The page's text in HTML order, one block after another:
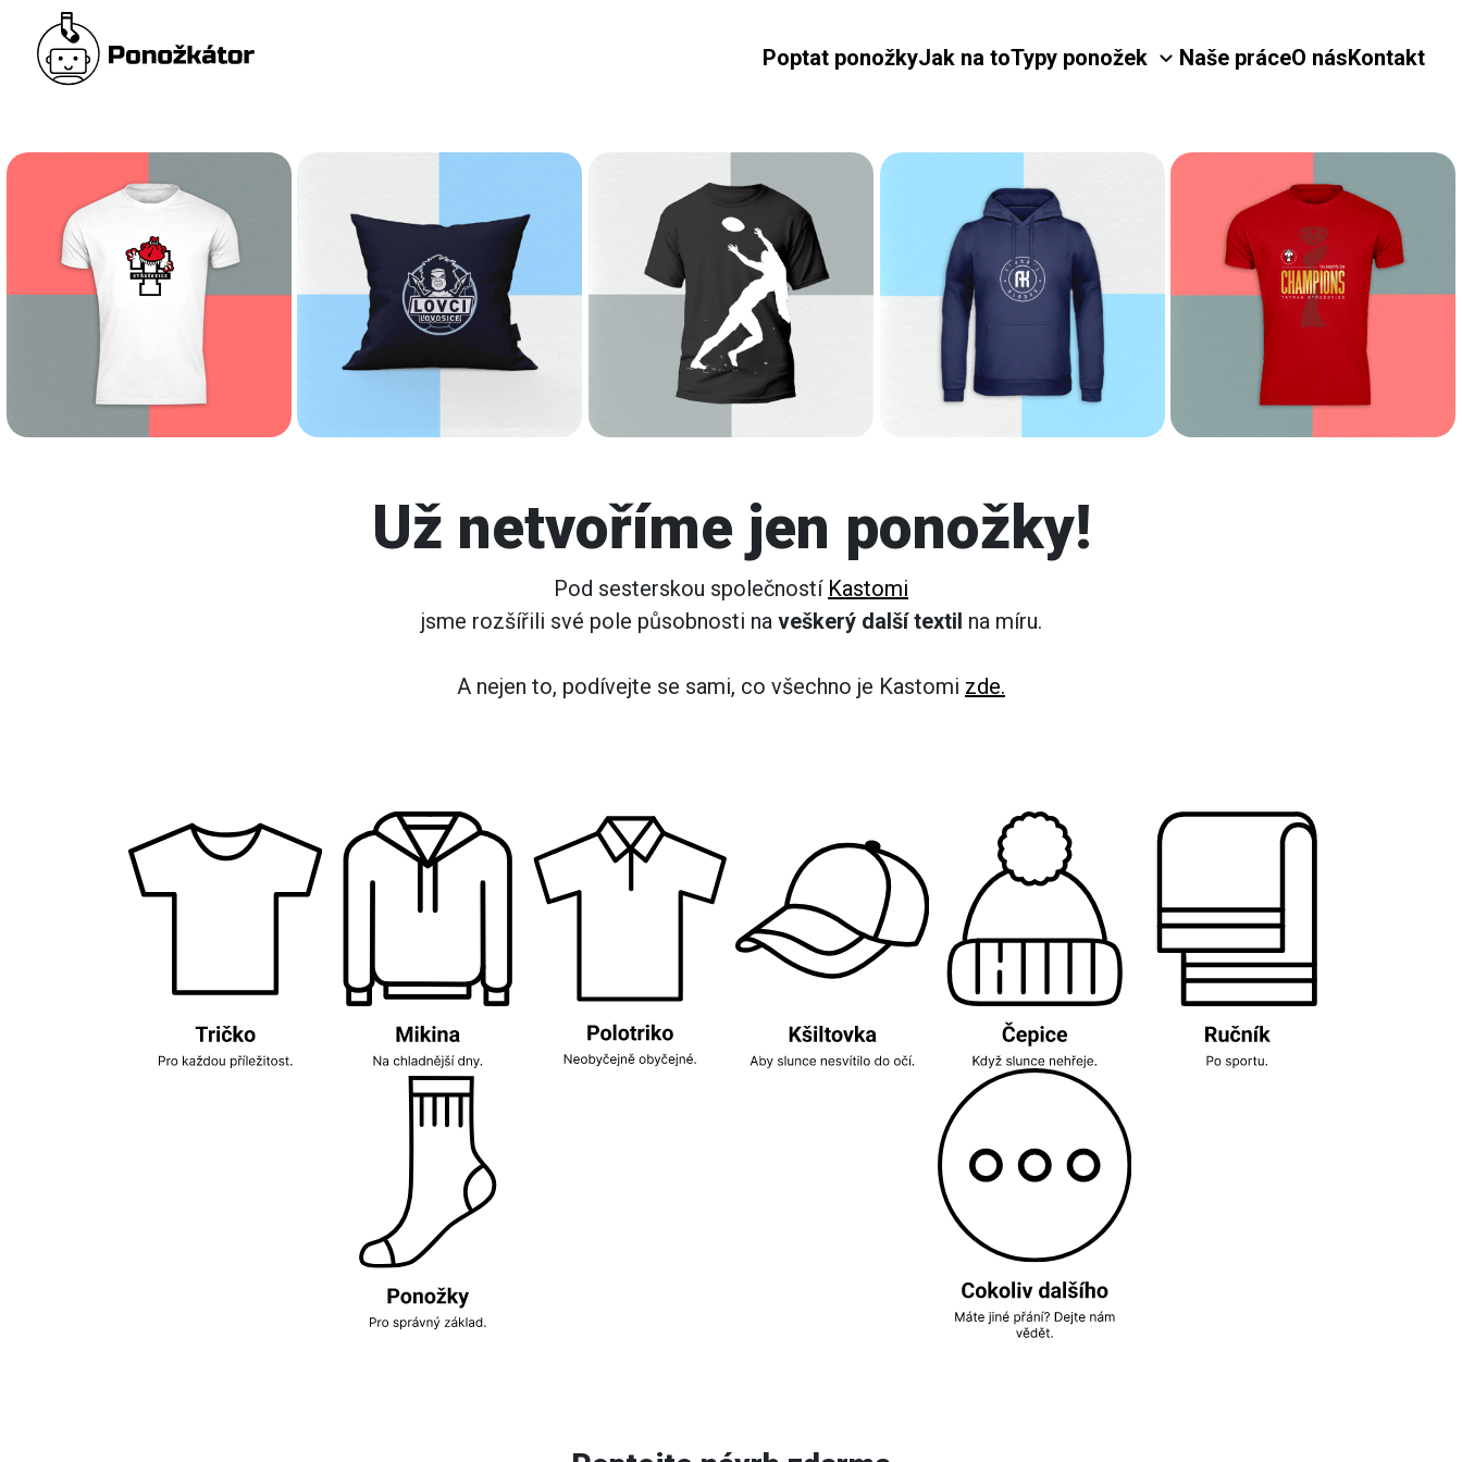
Poptat ponožkyJak na toTypy ponožek Naše práceO násKontakt
Už netvoříme jen ponožky!
Pod sesterskou společností Kastomi
jsme rozšířili své pole působnosti na veškerý další textil na míru.
A nejen to, podívejte se sami, co všechno je Kastomi zde.